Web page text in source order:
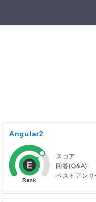
Angular2
スコア
回答(Q&A)
ベストアンサ